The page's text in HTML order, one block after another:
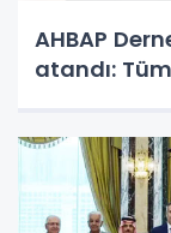
AHBAP
atandı: